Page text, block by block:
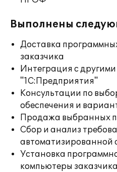
Выполнены
Доставка
заказчика
Интеграция с
"1С:Предприятия"
Консультации по
обеспечения и
Продажа выбранных
Сбор и анализ
автоматизированной
Установка
компьютеры заказчика